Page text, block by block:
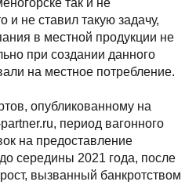
так и не
и не ставил такую задачу,
в местной продукции не
при создании данного
на местное потребление.
опубликованному на
период вагонного
на предоставление
середины 2021 года, после
вызванный банкротством